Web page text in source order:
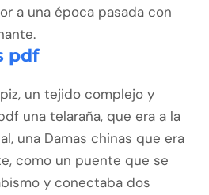
a una época pasada con
pdf
un tejido complejo y
una telaraña, que era a la
una Damas chinas que era
como un puente que se
y conectaba dos